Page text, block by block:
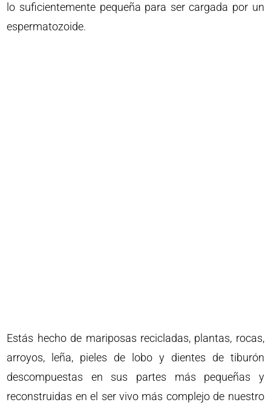
lo suficientemente pequeña para ser cargada por un
espermatozoide.
Estás hecho de mariposas recicladas, plantas, rocas,
arroyos, leña, pieles de lobo y dientes de tiburón
descompuestas en sus partes más pequeñas y
reconstruidas en el ser vivo más complejo de nuestro